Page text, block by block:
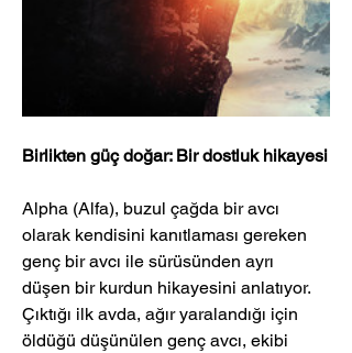
Birlikten güç doğar: Bir dostluk hikayesi
Alpha (Alfa), buzul çağda bir avcı
olarak kendisini kanıtlaması gereken
genç bir avcı ile sürüsünden ayrı
düşen bir kurdun hikayesini anlatıyor.
Çıktığı ilk avda, ağır yaralandığı için
öldüğü düşünülen genç avcı, ekibi